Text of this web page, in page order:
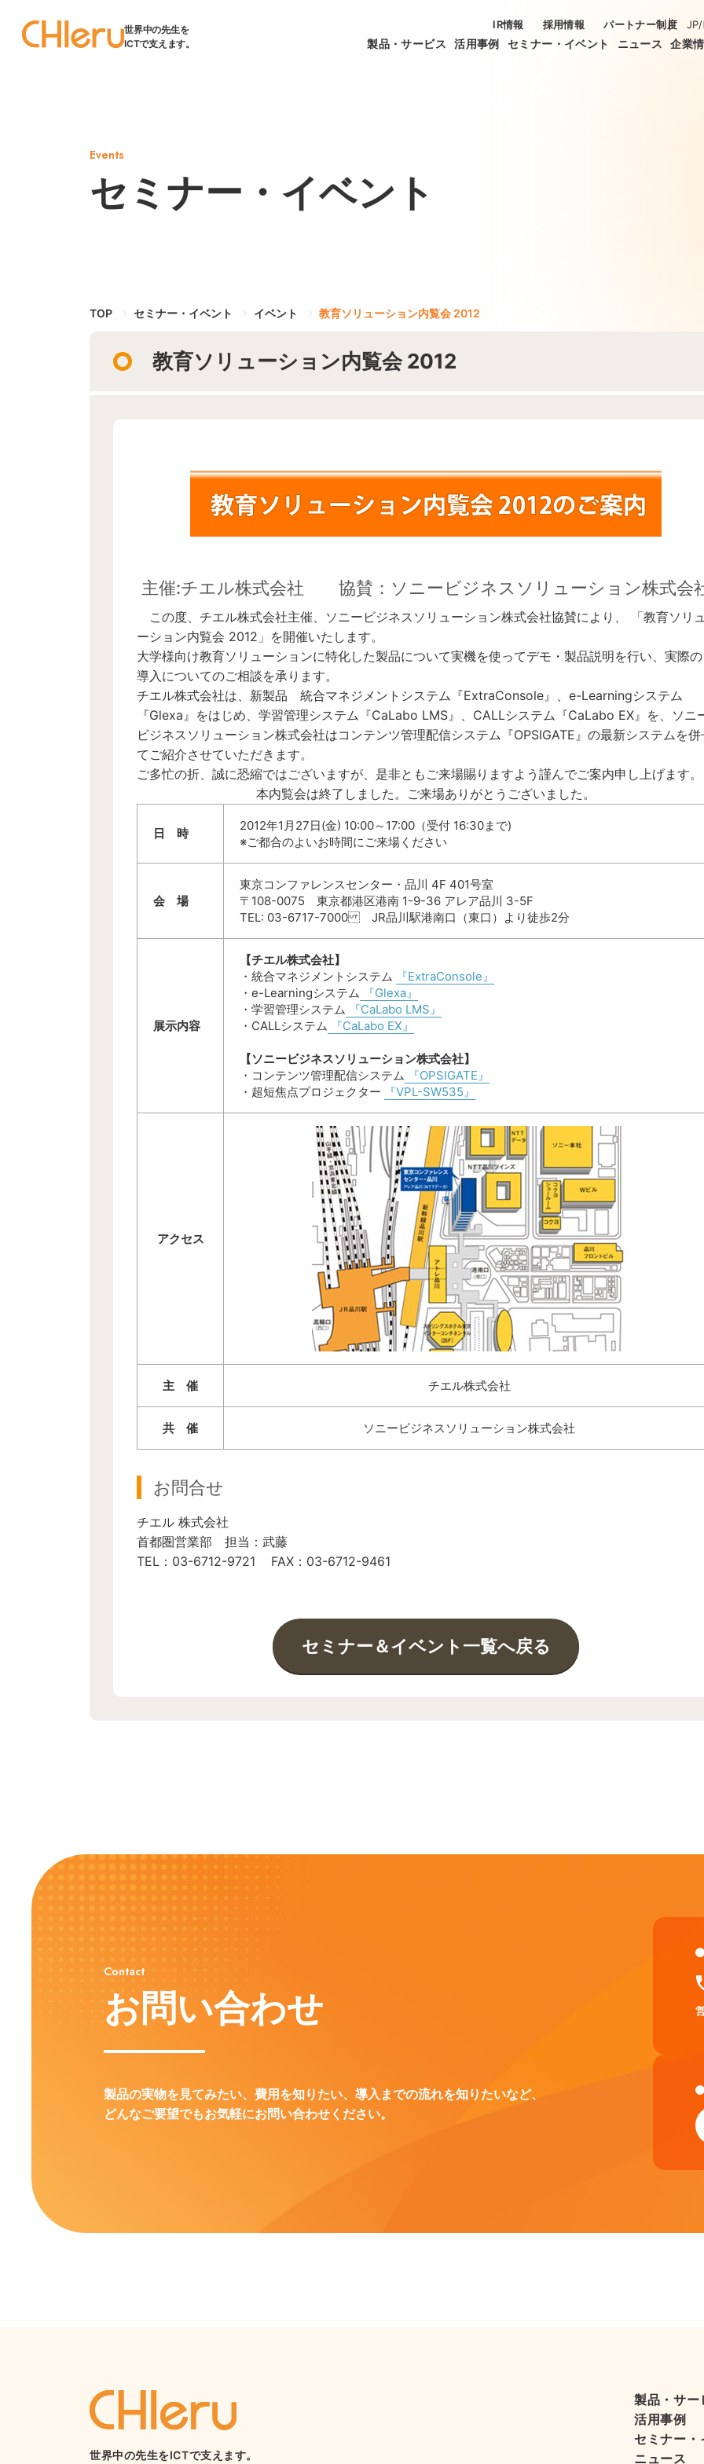
世界中の先生を
ICTで支えます。
製品・サービス 活用事例 セミナー・イベント ニュース 企業
IR情報 採用情報 パートナー制度 JP/
Events
セミナー・イベント
TOP セミナー・イベント イベント 教育ソリューション内覧会 2012
教育ソリューション内覧会 2012
主催:チエル株式会社 協賛：ソニービジネスソリューション株式会
この度、チエル株式会社主催、ソニービジネスソリューション株式会社協賛により、 「教育ソリ
ーション内覧会 2012」を開催いたします。
大学様向け教育ソリューションに特化した製品について実機を使ってデモ・製品説明を行い、実際
導入についてのご相談を承ります。
チエル株式会社は、新製品 統合マネジメントシステム『ExtraConsole』、e-Learningシステム
『Glexa』をはじめ、学習管理システム『CaLabo LMS』、CALLシステム『CaLabo EX』を、ソニ
ビジネスソリューション株式会社はコンテンツ管理配信システム『OPSIGATE』の最新システムを併
てご紹介させていただきます。
ご多忙の折、誠に恐縮ではございますが、是非ともご来場賜りますよう謹んでご案内申し上げます。
本内覧会は終了しました。ご来場ありがとうございました。
日 時
2012年1 月 27日(金) 10:00～17:00（受付 16:30まで)
※ご都合のよいお時間にご来場ください
会 場
東京コンファレンスセンター・品川 4F 401号室
〒108-0075 東京都港区港南 1-9-36 アレア品川 3-5F
TEL: 03-6717-7000 JR品川駅港南口（東口）より徒歩2分
展示内容
【チエル株式会社】
・統合マネジメントシステム
『ExtraConsole』
・e-Learningシステム
『Glexa』
・学習管理システム
『CaLabo LMS』
・CALLシステム
『CaLabo EX』
【ソニービジネスソリューション株式会社】
・コンテンツ管理配信システム
『OPSIGATE』
・超短焦点プロジェクター
『VPL-SW535』
アクセス
主 催 チエル株式会社
共 催 ソニービジネスソリューション株式会社
お問合せ
チエル 株式会社
首都圏営業部 担当：武藤
TEL：03-6712-9721 FAX：03-6712-9461
セミナー＆イベント一覧へ戻る
Contact
お問い合わせ
製品の実物を見てみたい、費用を知りたい、導入までの流れを知りたいなど、
どんなご要望でもお気軽にお問い合わせください。
世界中の先生をICTで支えます。
製品・サー
活用事例
セミナー・
ニュース